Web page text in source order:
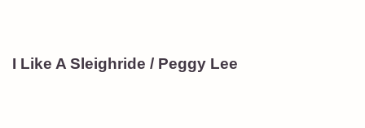
I Like A Sleighride / Peggy Lee